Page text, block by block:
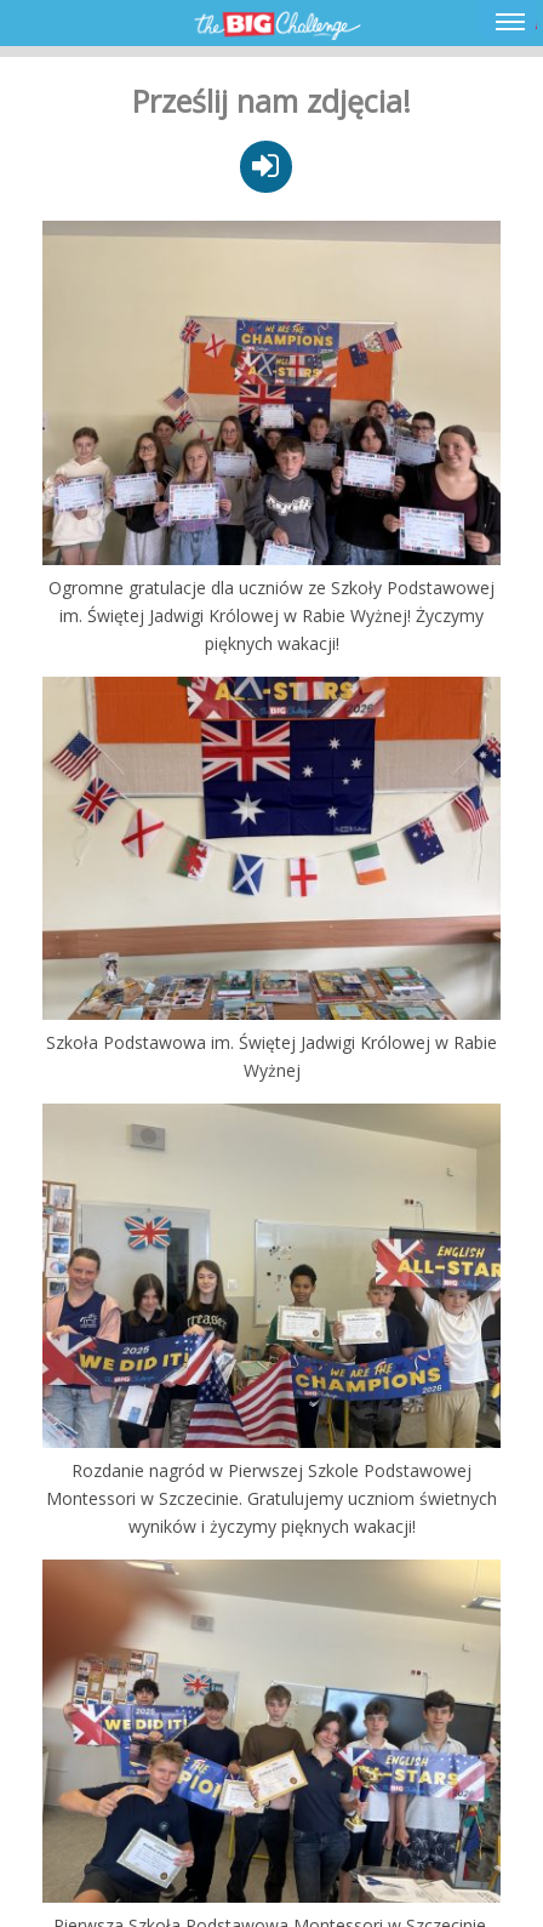
Prześlij nam zdjęcia!
Ogromne gratulacje dla uczniów ze Szkoły Podstawowej
im. Świętej Jadwigi Królowej w Rabie Wyżnej! Życzymy
pięknych wakacji!
Szkoła Podstawowa im. Świętej Jadwigi Królowej w Rabie
Wyżnej
Rozdanie nagród w Pierwszej Szkole Podstawowej
Montessori w Szczecinie. Gratulujemy uczniom świetnych
wyników i życzymy pięknych wakacji!